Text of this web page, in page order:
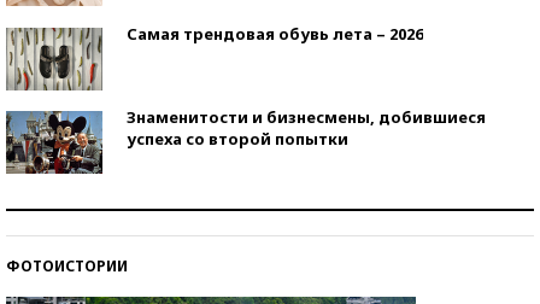
Самая трендовая обувь лета – 2026
Знаменитости и бизнесмены, добившиеся
успеха со второй попытки
ФОТОИСТОРИИ